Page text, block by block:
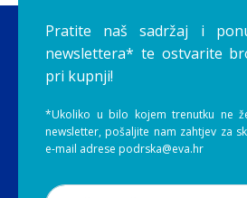
Pratite naš sadržaj i
newslettera* te ostvarite
pri kupnji!
*Ukoliko u bilo kojem trenutku ne
newsletter, pošaljite nam zahtjev za
e-mail adrese podrska@eva.hr